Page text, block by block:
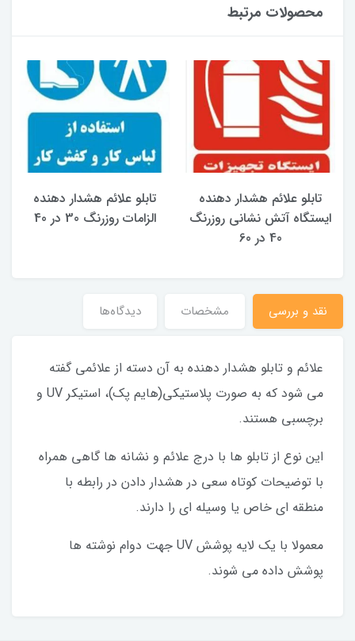
محصولات مرتبط
تابلو علائم هشدار دهنده
ایستگاه آتش نشانی روزرنگ
40 در 60
تابلو علائم هشدار دهنده
الزامات روزرنگ 30 در 40
نقد و بررسی مشخصات دیدگاه‌ها
علائم و تابلو هشدار دهنده به آن دسته از علائمی گفته
می شود که به صورت پلاستیکی(هایم پک)، استیکر UV و
برچسبی هستند.
این نوع از تابلو ها با درج علائم و نشانه ها گاهی همراه
با توضیحات کوتاه سعی در هشدار دادن در رابطه با
منطقه ای خاص یا وسیله ای را دارند.
معمولا با یک لایه پوشش UV جهت دوام نوشته ها
پوشش داده می شوند.